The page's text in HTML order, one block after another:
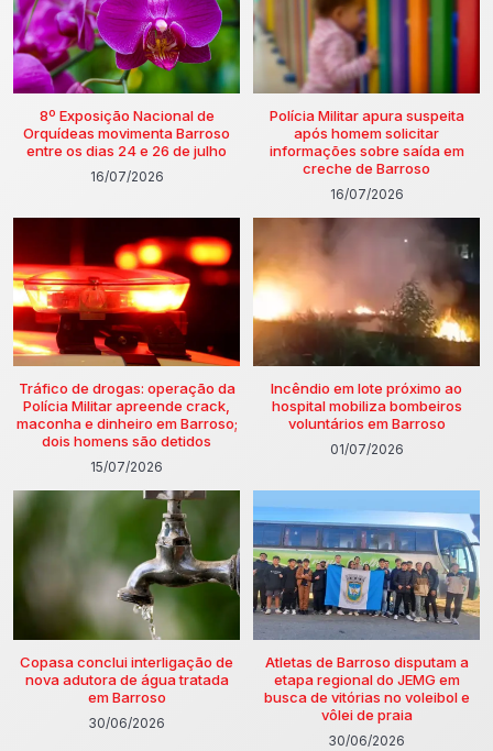
8º Exposição Nacional de
Orquídeas movimenta Barroso
entre os dias 24 e 26 de julho
16/07/2026
Polícia Militar apura suspeita
após homem solicitar
informações sobre saída em
creche de Barroso
16/07/2026
Tráfico de drogas: operação da
Polícia Militar apreende crack,
maconha e dinheiro em Barroso;
dois homens são detidos
15/07/2026
Incêndio em lote próximo ao
hospital mobiliza bombeiros
voluntários em Barroso
01/07/2026
Copasa conclui interligação de
nova adutora de água tratada
em Barroso
30/06/2026
Atletas de Barroso disputam a
etapa regional do JEMG em
busca de vitórias no voleibol e
vôlei de praia
30/06/2026